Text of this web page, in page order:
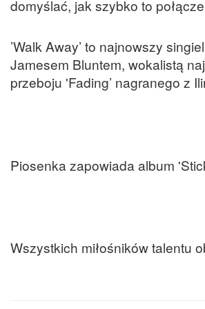
domyślać, jak szybko to
’Walk Away’ to najnowszy
Jamesem Bluntem, wokalistą
przeboju 'Fading’ nagranego z
Piosenka zapowiada album
Wszystkich miłośników talentu